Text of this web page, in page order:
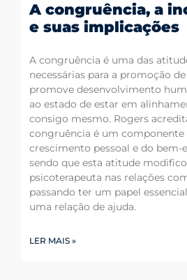
A congruência, a
e suas implicações
A congruência é uma das
necessárias para a promoção
promove desenvolvimento
ao estado de estar em
consigo mesmo. Rogers
congruência é um componente
crescimento pessoal e do bem-
sendo que esta atitude
psicoterapeuta nas relações
passando ter um papel
uma relação de ajuda.
LER MAIS »